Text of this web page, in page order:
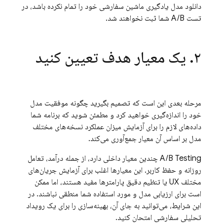
دانلود مدل یادگیری ماشین سفارشی خود را تمام نکرده باشد، در
تست A/B شما ثبت نخواهند شد.
۲. یک معیار هدف تعیین کنید
مرحله بعدی این است که تصمیم بگیرید چگونه موفقیت مدل
خود را اندازه‌گیری خواهید کرد و مطمئن شوید که برنامه شما
داده‌های لازم را برای آزمایش میزان عملکرد نسخه‌های مختلف
مدل بر اساس آن معیار جمع‌آوری می‌کند.
A/B Testing چندین معیار داخلی دارد، از جمله درآمد، تعامل
روزانه و حفظ کاربر. این معیارها اغلب برای آزمایش جریان‌های
مختلف UX یا تنظیم دقیق پارامترها مفید هستند، اما ممکن
است برای ارزیابی مدل و مورد استفاده شما منطقی نباشند. در
این شرایط، می‌توانید به جای آن، بهینه‌سازی را برای یک رویداد
تحلیلی سفارشی امتحان کنید.